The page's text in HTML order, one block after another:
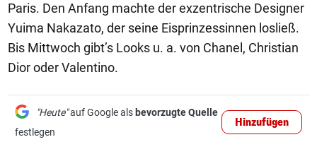
Paris. Den Anfang machte der exzentrische Designer
Yuima Nakazato, der seine Eisprinzessinnen losließ.
Bis Mittwoch gibt’s Looks u. a. von Chanel, Christian
Dior oder Valentino.
"Heute"auf Google als bevorzugte Quelle
festlegen
Hinzufügen